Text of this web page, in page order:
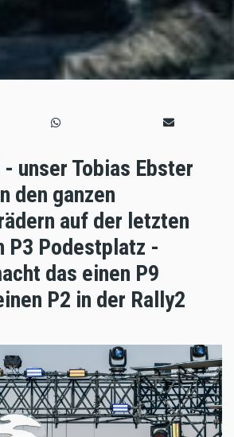
unser Tobias Ebster
den ganzen
auf der letzten
P3 Podestplatz -
das einen P9
P2 in der Rally2